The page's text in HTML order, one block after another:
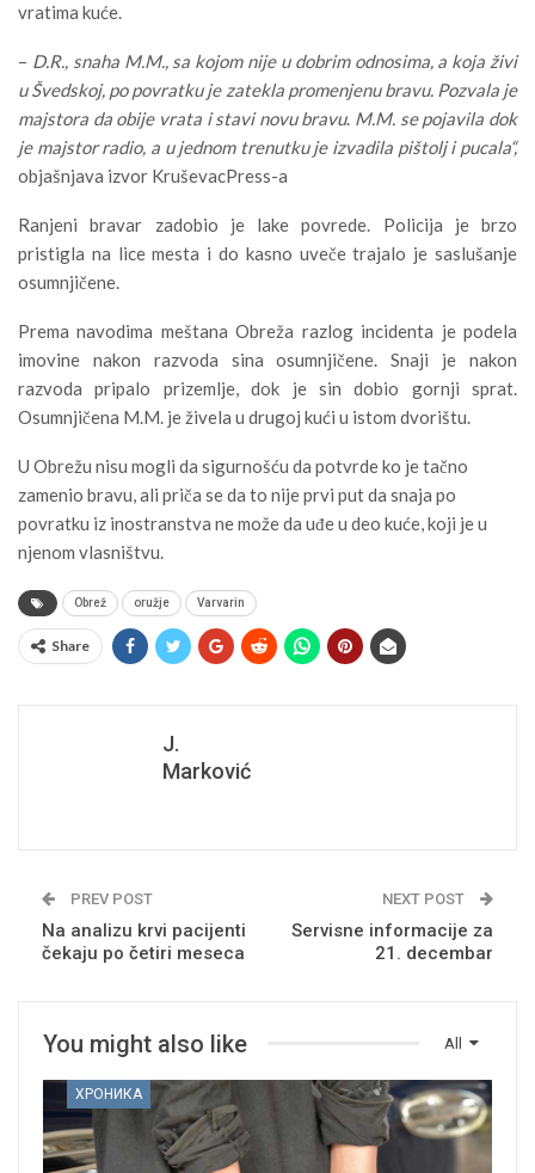
vratima kuće.
– D.R., snaha M.M., sa kojom nije u dobrim odnosima, a koja živi
u Švedskoj, po povratku je zatekla promenjenu bravu. Pozvala je
majstora da obije vrata i stavi novu bravu. M.M. se pojavila dok
je majstor radio, a u jednom trenutku je izvadila pištolj i pucala“,
objašnjava izvor KruševacPress-a
Ranjeni bravar zadobio je lake povrede. Policija je brzo
pristigla na lice mesta i do kasno uveče trajalo je saslušanje
osumnjičene.
Prema navodima meštana Obreža razlog incidenta je podela
imovine nakon razvoda sina osumnjičene. Snaji je nakon
razvoda pripalo prizemlje, dok je sin dobio gornji sprat.
Osumnjičena M.M. je živela u drugoj kući u istom dvorištu.
U Obrežu nisu mogli da sigurnošću da potvrde ko je tačno
zamenio bravu, ali priča se da to nije prvi put da snaja po
povratku iz inostranstva ne može da uđe u deo kuće, koji je u
njenom vlasništvu.
Obrež oružje Varvarin
Share
J.
Marković
PREV POST
Na analizu krvi pacijenti
čekaju po četiri meseca
NEXT POST
Servisne informacije za
21. decembar
All
You might also like
ХРОНИКА